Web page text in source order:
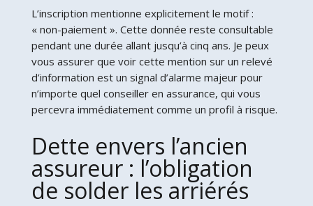
L’inscription mentionne explicitement le motif :
« non-paiement ». Cette donnée reste consultable
pendant une durée allant jusqu’à cinq ans. Je peux
vous assurer que voir cette mention sur un relevé
d’information est un signal d’alarme majeur pour
n’importe quel conseiller en assurance, qui vous
percevra immédiatement comme un profil à risque.
Dette envers l’ancien
assureur : l’obligation
de solder les arriérés